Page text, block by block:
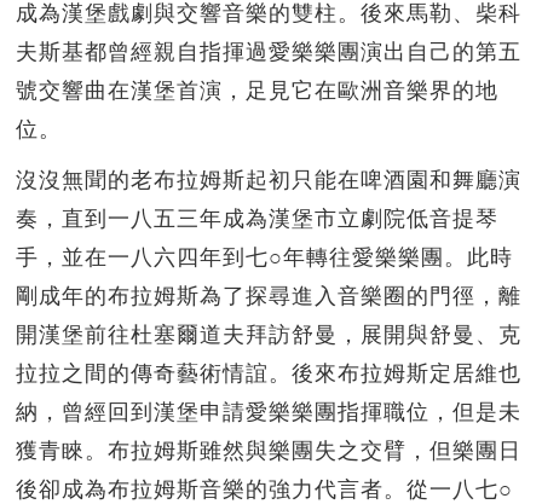
成為漢堡戲劇與交響音樂的雙柱。後來馬勒、柴科
夫斯基都曾經親自指揮過愛樂樂團演出自己的第五
號交響曲在漢堡首演，足見它在歐洲音樂界的地
位。
沒沒無聞的老布拉姆斯起初只能在啤酒園和舞廳演
奏，直到一八五三年成為漢堡市立劇院低音提琴
手，並在一八六四年到七○年轉往愛樂樂團。此時
剛成年的布拉姆斯為了探尋進入音樂圈的門徑，離
開漢堡前往杜塞爾道夫拜訪舒曼，展開與舒曼、克
拉拉之間的傳奇藝術情誼。後來布拉姆斯定居維也
納，曾經回到漢堡申請愛樂樂團指揮職位，但是未
獲青睞。布拉姆斯雖然與樂團失之交臂，但樂團日
後卻成為布拉姆斯音樂的強力代言者。從一八七○